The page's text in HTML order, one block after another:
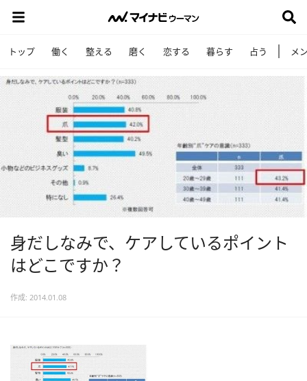
トップ 働く 整える 磨く 恋する 暮らす 占う メ
身だしなみで、ケアしているポイント
はどこですか？
作成: 2014.01.08